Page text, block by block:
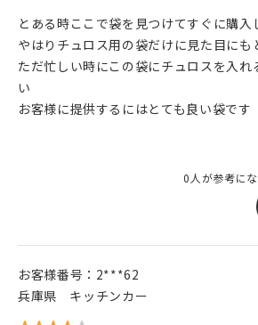
とある時ここで袋を見つけてすぐに購入
やはりチュロス用の袋だけに見た目にも
ただ忙しい時にこの袋にチュロスを入れ
い
お客様に提供するにはとても良い袋です
0人が参考に
お客様番号： 2***62
兵庫県
キッチンカー